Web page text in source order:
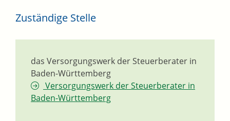
Zuständige Stelle
das Versorgungswerk der Steuerberater in
Baden-Württemberg
Versorgungswerk der Steuerberater in
Baden-Württemberg